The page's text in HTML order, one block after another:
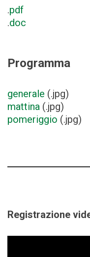
.pdf
.doc
Programma
generale (.jpg)
mattina (.jpg)
pomeriggio (.jpg)
Registrazione